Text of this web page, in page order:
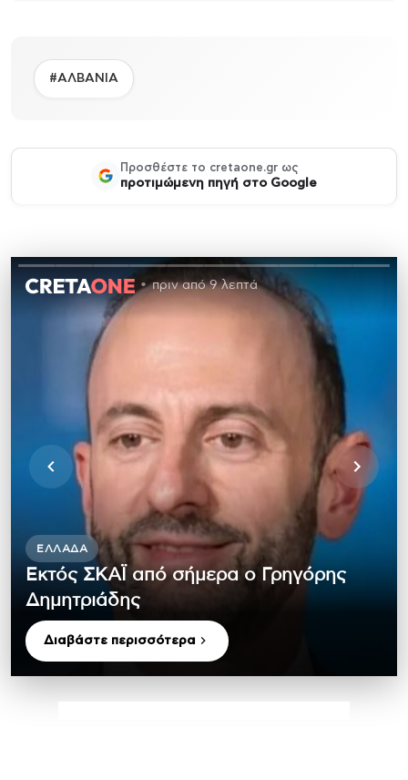
#ΑΛΒΑΝΙΑ
Προσθέστε το cretaone.gr ως
προτιμώμενη πηγή στο Google
πριν από 9 λεπτά
ΕΛΛΆΔΑ
Εκτός ΣΚΑΪ από σήμερα ο Γρηγόρης
Δημητριάδης
Διαβάστε περισσότερα